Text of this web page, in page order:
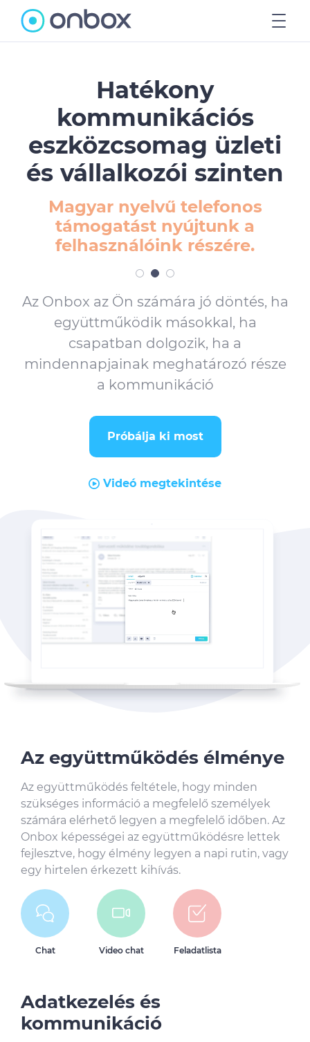
Írjon nekünk
Árak
Belépés
Regisztráció
magyar
Hatékony
kommunikációs
eszközcsomag üzleti
és vállalkozói szinten
CRM és projektkezelési
funkciók, felhasználóbarát
árazással.
Az Onbox az Ön számára jó döntés, ha
együttműködik másokkal, ha
csapatban dolgozik, ha a
mindennapjainak meghatározó része
a kommunikáció
Próbálja ki most
Videó megtekintése
Az együttműködés élménye
Az együttműködés feltétele, hogy minden
szükséges információ a megfelelő személyek
számára elérhető legyen a megfelelő időben. Az
Onbox képességei az együttműködésre lettek
fejlesztve, hogy élmény legyen a napi rutin, vagy
egy hirtelen érkezett kihívás.
Chat Video chat Feladatlista
Adatkezelés és
kommunikáció